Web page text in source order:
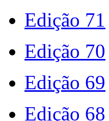
Edição 71
Edição 70
Edição 69
Edição 68